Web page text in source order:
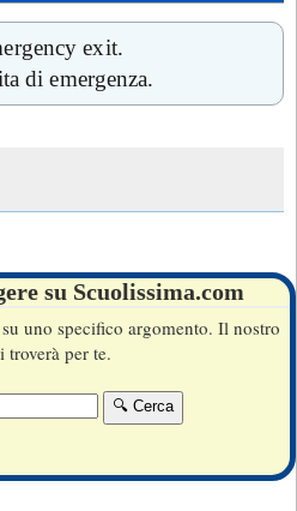
exit.
di emergenza.
su Scuolissima.com
uno specifico argomento. Il nostro
troverà per te.